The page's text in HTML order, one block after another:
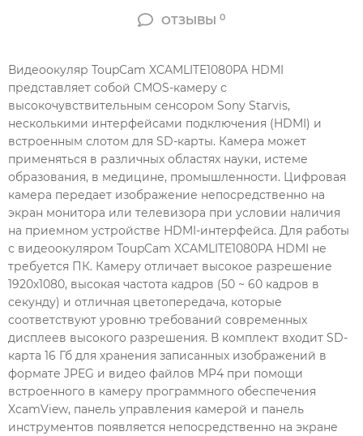
ОТЗЫВЫ 0
Видеоокуляр ToupCam XCAMLITE1080PA HDMI
представляет собой CMOS-камеру с
высокочувствительным сенсором Sony Starvis,
несколькими интерфейсами подключения (HDMI) и
встроенным слотом для SD-карты. Камера может
применяться в различных областях науки, истеме
образования, в медицине, промышленности. Цифровая
камера передает изображение непосредственно на
экран монитора или телевизора при условии наличия
на приемном устройстве HDMI-интерфейса. Для работы
с видеоокуляром ToupCam XCAMLITE1080PA HDMI не
требуется ПК. Камеру отличает высокое разрешение
1920х1080, высокая частота кадров (50 ~ 60 кадров в
секунду) и отличная цветопередача, которые
соответствуют уровню требований современных
дисплеев высокого разрешения. В комплект входит SD-
карта 16 Гб для хранения записанных изображений в
формате JPEG и видео файлов MP4 при помощи
встроенного в камеру программного обеспечения
XcamView, панель управления камерой и панель
инструментов появляется непосредственно на экране